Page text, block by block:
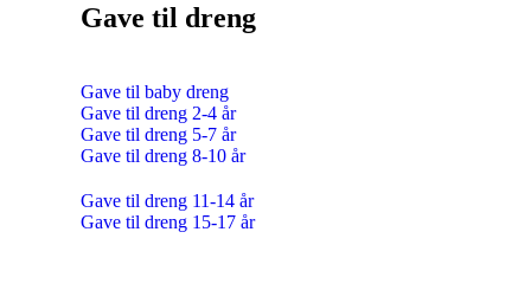
Gave til dreng
Gave til baby dreng
Gave til dreng 2-4 år
Gave til dreng 5-7 år
Gave til dreng 8-10 år
Gave til dreng 11-14 år
Gave til dreng 15-17 år